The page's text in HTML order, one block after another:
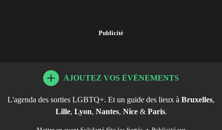
Publicité
AJOUTEZ VOS ÉVÉNEMENTS
L'agenda des sorties LGBTQ+. Et un guide des lieux à Bruxelles,
Lille, Lyon, Nantes, Nice& Paris.